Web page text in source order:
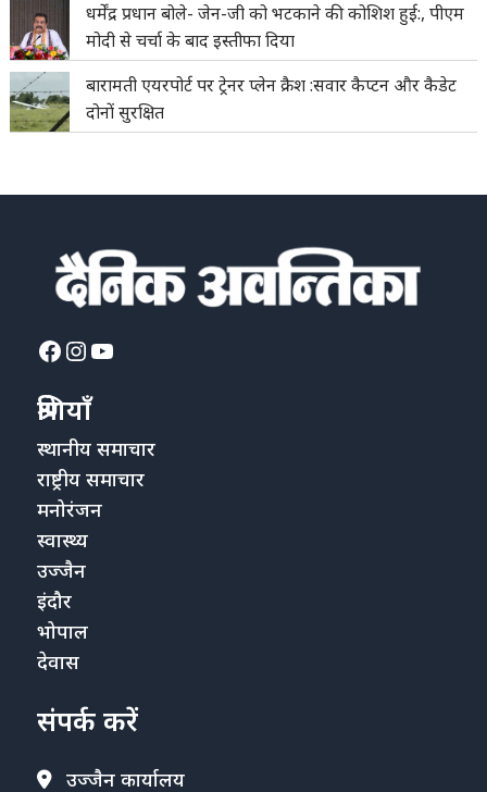
धर्मेंद्र प्रधान बोले- जेन-जी को भटकाने की कोशिश हुई:, पीएम
मोदी से चर्चा के बाद इस्तीफा दिया
बारामती एयरपोर्ट पर ट्रेनर प्लेन क्रैश :सवार कैप्टन और कैडेट
दोनों सुरक्षित
Facebook
Instagram
YouTube
श्रेणियाँ
स्थानीय समाचार
राष्ट्रीय समाचार
मनोरंजन
स्वास्थ्य
उज्जैन
इंदौर
भोपाल
देवास
संपर्क करें
उज्जैन कार्यालय